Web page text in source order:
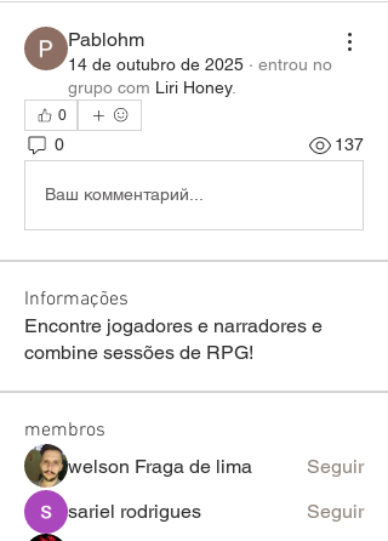
Pablohm
14 de outubro de 2025 · entrou no
grupo com Liri Honey.
0
0 137
Ваш комментарий...
Informações
Encontre jogadores e narradores e
combine sessões de RPG!
membros
welson Fraga de lima
Seguir
sariel rodrigues
Seguir